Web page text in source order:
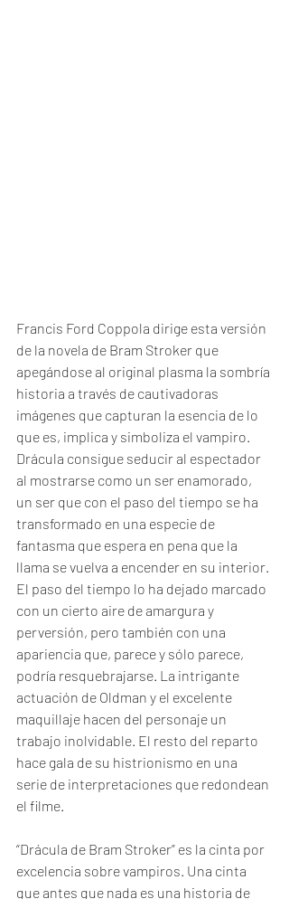
Francis Ford Coppola dirige esta versión
de la novela de Bram Stroker que
apegándose al original plasma la sombría
historia a través de cautivadoras
imágenes que capturan la esencia de lo
que es, implica y simboliza el vampiro.
Drácula consigue seducir al espectador
al mostrarse como un ser enamorado,
un ser que con el paso del tiempo se ha
transformado en una especie de
fantasma que espera en pena que la
llama se vuelva a encender en su interior.
El paso del tiempo lo ha dejado marcado
con un cierto aire de amargura y
perversión, pero también con una
apariencia que, parece y sólo parece,
podría resquebrajarse. La intrigante
actuación de Oldman y el excelente
maquillaje hacen del personaje un
trabajo inolvidable. El resto del reparto
hace gala de su histrionismo en una
serie de interpretaciones que redondean
el filme.
“Drácula de Bram Stroker” es la cinta por
excelencia sobre vampiros. Una cinta
que antes que nada es una historia de